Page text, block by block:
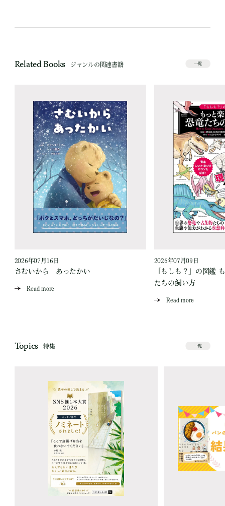
Related Books ジャンルの関連書籍 一覧
2026年07月16日
さむいから あったかい
Read more
2026年07月09日
「もしも？」の図鑑
たちの飼い方
Read more
Topics 特集 一覧